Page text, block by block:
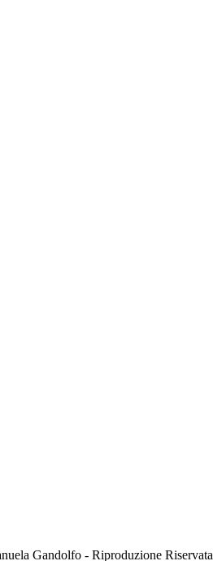
Gandolfo - Riproduzione Riservata